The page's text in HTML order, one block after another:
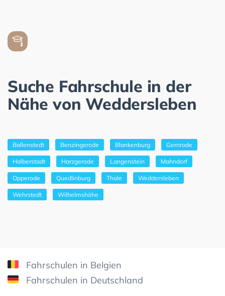
Suche Fahrschule in der
Nähe von Weddersleben
Ballenstedt Benzingerode Blankenburg Gernrode
Halberstadt Harzgerode Langenstein Mahndorf
Opperode Quedlinburg Thale Weddersleben
Wehrstedt Wilhelmshöhe
Fahrschulen in Belgien
Fahrschulen in Deutschland